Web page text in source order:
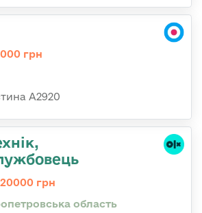
грн
А2920
грн
область